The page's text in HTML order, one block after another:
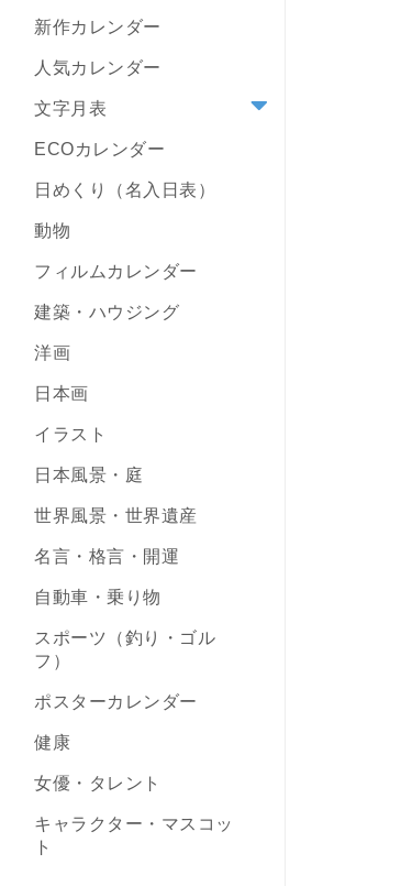
新作カレンダー
人気カレンダー
文字月表
ECOカレンダー
日めくり（名入日表）
動物
フィルムカレンダー
建築・ハウジング
洋画
日本画
イラスト
日本風景・庭
世界風景・世界遺産
名言・格言・開運
自動車・乗り物
スポーツ（釣り・ゴル
フ）
ポスターカレンダー
健康
女優・タレント
キャラクター・マスコッ
ト